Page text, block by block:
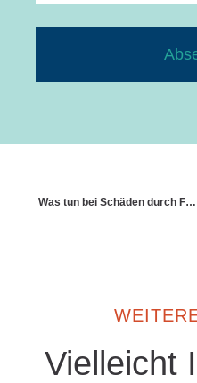
Was tun bei Schäden durch Ferienhäuser
Vielleicht